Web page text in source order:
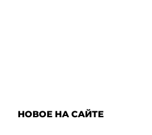
НОВОЕ НА САЙТЕ